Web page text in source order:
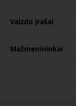
Vaizdo įrašai
Mažmenininkai